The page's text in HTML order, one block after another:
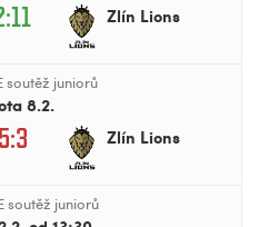
Zlín Lions
soutěž juniorů
8.2.
5:3 Zlín Lions
soutěž juniorů